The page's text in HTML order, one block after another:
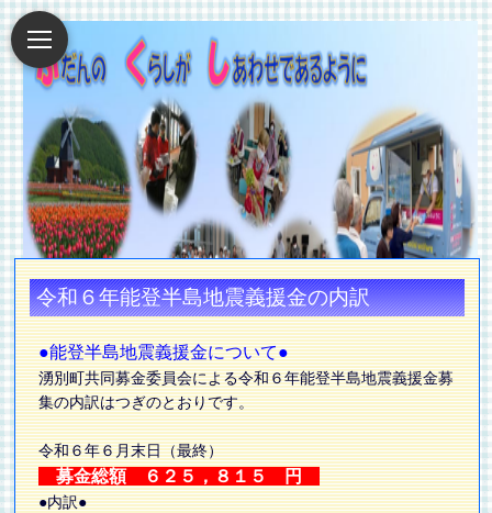
令和６年能登半島地震義援金の内訳
●能登半島地震義援金について●
湧別町共同募金委員会による令和６年能登半島地震義援金募
集の内訳はつぎのとおりです。
令和６年６月末日（最終）
募金総額 ６２５，８１５ 円
●内訳●